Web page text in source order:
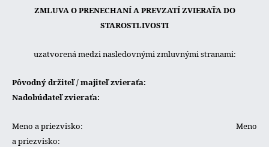
ZMLUVA O PRENECHANÍ A PREVZATÍ ZVIERAŤA DO
STAROSTLIVOSTI
uzatvorená medzi nasledovnými zmluvnými stranami:
Pôvodný držiteľ / majiteľ zvieraťa:
Nadobúdateľ zvieraťa:
Meno a priezvisko: Meno
a priezvisko: